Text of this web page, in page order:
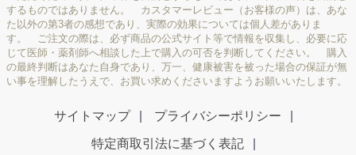
するものではありません。 カスタマーレビュー（お客様の声）は、あな
た以外の第3者の感想であり、実際の効果については個人差がありま
す。 ご注文の際は、必ず商品の公式サイト等で情報を収集し、必要に応
じて医師・薬剤師へ相談した上で購入の可否を判断してください。 購入
の最終判断はあなた自身であり、万一、健康被害を被った場合の保証が無
い事を理解したうえで、お買い求めくださいますようお願いいたします。
サイトマップ プライバシーポリシー
特定商取引法に基づく表記